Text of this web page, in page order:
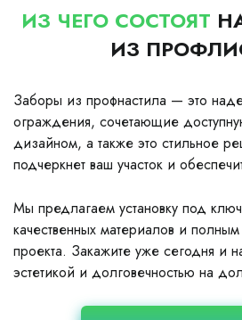
ИЗ ЧЕГО СОСТОЯТ
ИЗ
Заборы из профнастила — это
ограждения, сочетающие
дизайном, а также это стильное
подчеркнет ваш участок и
Мы предлагаем установку под
качественных материалов и
проекта. Закажите уже сегодня и
эстетикой и долговечностью на